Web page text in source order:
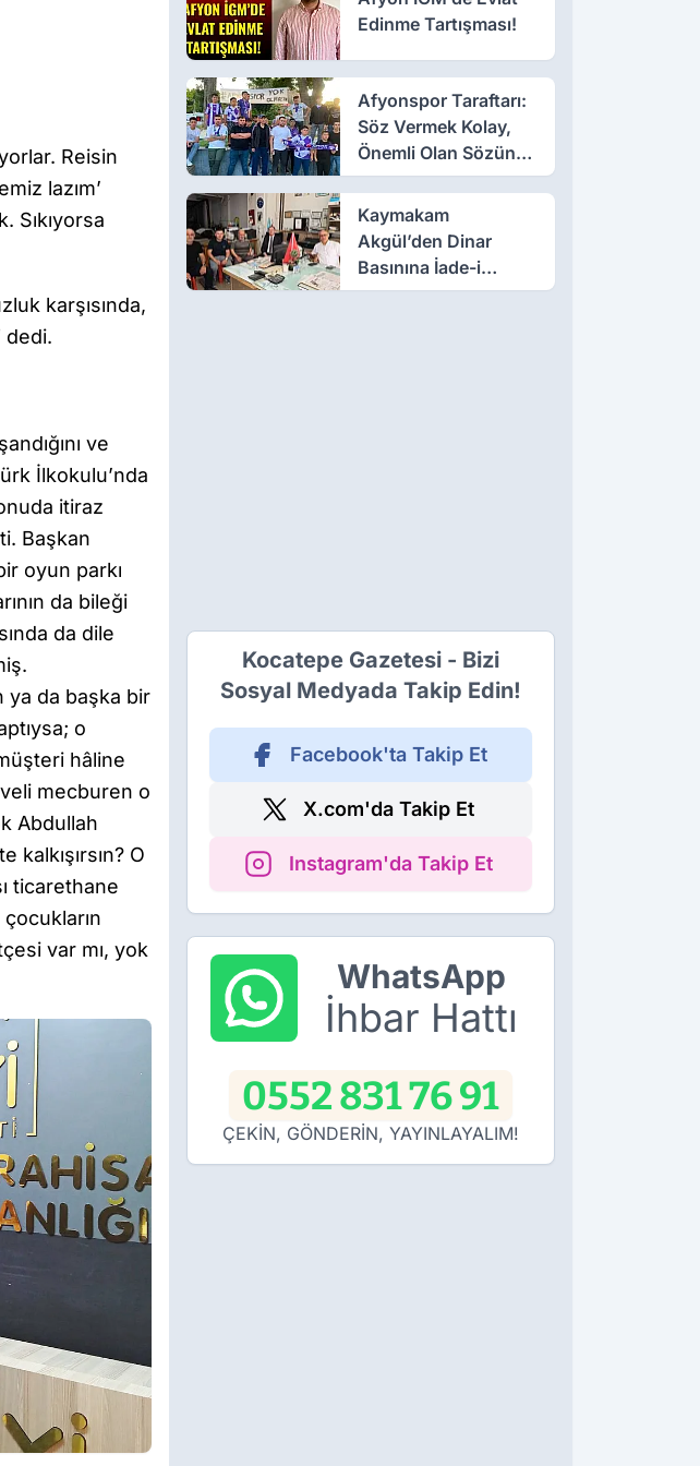
Reisin
lazım’
Sıkıyorsa
karşısında,
dedi.
ve
İlkokulu’nda
itiraz
Başkan
oyun parkı
da bileği
da dile
ya da başka bir
o
hâline
veli mecburen o
Abdullah
O
ticarethane
var mı, yok
Edinme Tartışması!
Afyonspor Taraftarı:
Söz Vermek Kolay,
Önemli Olan Sözün
Arkasında Durmak
Kaymakam
Akgül’den Dinar
Basınına İade-i
Ziyaret
Kocatepe Gazetesi - Bizi
Sosyal Medyada Takip Edin!
Facebook'ta Takip Et
X.com'da Takip Et
Instagram'da Takip Et
WhatsApp
İhbar Hattı
0552 831 76 91
ÇEKİN, GÖNDERİN, YAYINLAYALIM!